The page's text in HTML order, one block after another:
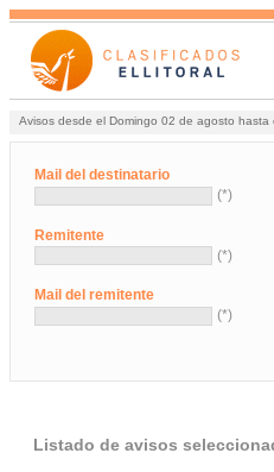
Avisos desde el Domingo 02 de agosto
Mail del destinatario
(*)
Remitente
(*)
Mail del remitente
(*)
Listado de avisos